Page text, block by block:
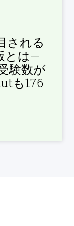
される
とは—
験数が
も176